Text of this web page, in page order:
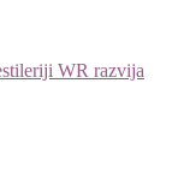
WR razvija